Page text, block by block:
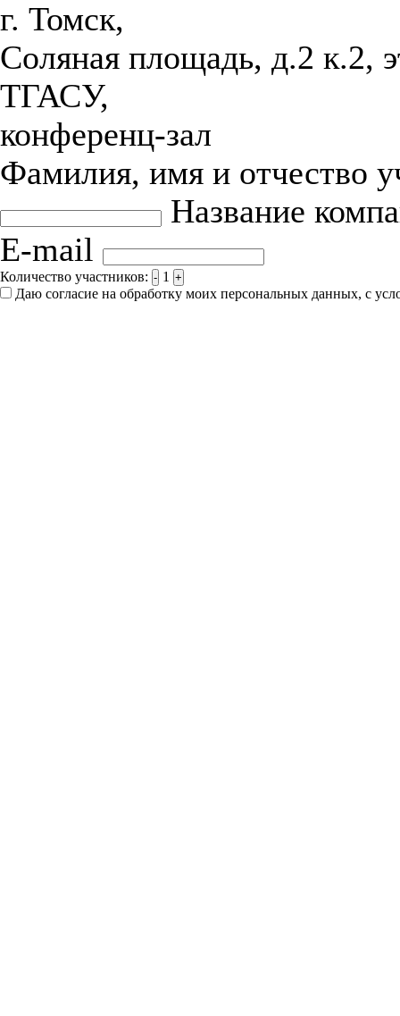
г. Томск,
Соляная площадь, д.2 к.2,
ТГАСУ,
конференц-зал
Фамилия, имя и отчество
Название
E-mail
Количество участников: - 1 +
Даю согласие на обработку моих персональных данных, с